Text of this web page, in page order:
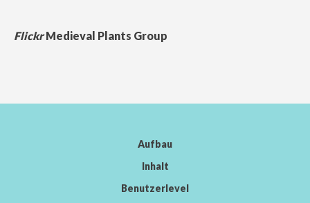
FlickrMedieval Plants Group
Aufbau
Inhalt
Benutzerlevel